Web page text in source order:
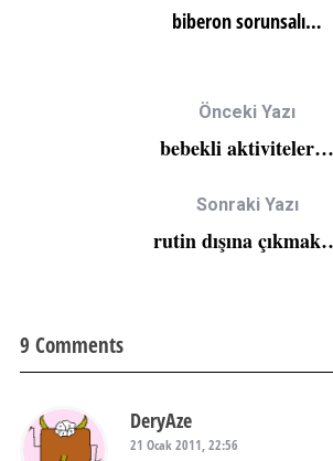
biberon sorunsalı…
Önceki Yazı
bebekli aktiviteler…
Sonraki Yazı
rutin dışına
9 Comments
DeryAze
21 Ocak 2011, 22:56